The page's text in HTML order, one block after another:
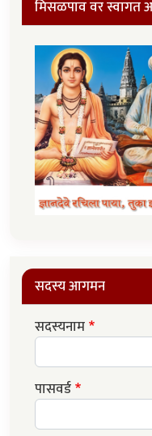
मिसळपाव वर स्वागत
सदस्य आगमन
सदस्यनाम
पासवर्ड